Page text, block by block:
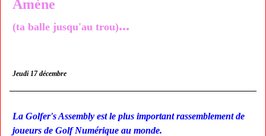
Amène
(ta balle jusqu'au trou)...
Jeudi 17 décembre
La Golfer's Assembly est le plus important rassemblement de
joueurs de Golf Numérique au monde.